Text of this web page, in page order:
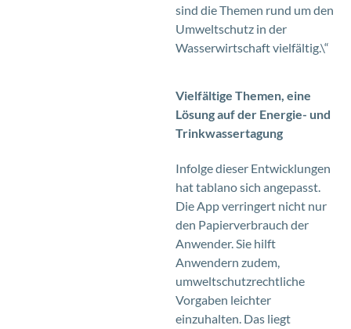
sind die Themen rund um den
Umweltschutz in der
Wasserwirtschaft vielfältig.\“
Vielfältige Themen, eine
Lösung auf der Energie- und
Trinkwassertagung
Infolge dieser Entwicklungen
hat tablano sich angepasst.
Die App verringert nicht nur
den Papierverbrauch der
Anwender. Sie hilft
Anwendern zudem,
umweltschutzrechtliche
Vorgaben leichter
einzuhalten. Das liegt